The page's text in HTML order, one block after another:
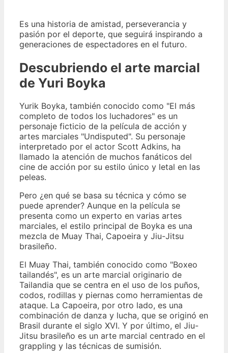
Es una historia de amistad, perseverancia y
pasión por el deporte, que seguirá inspirando a
generaciones de espectadores en el futuro.
Descubriendo el arte marcial
de Yuri Boyka
Yurik Boyka, también conocido como "El más
completo de todos los luchadores" es un
personaje ficticio de la película de acción y
artes marciales "Undisputed". Su personaje
interpretado por el actor Scott Adkins, ha
llamado la atención de muchos fanáticos del
cine de acción por su estilo único y letal en las
peleas.
Pero ¿en qué se basa su técnica y cómo se
puede aprender? Aunque en la película se
presenta como un experto en varias artes
marciales, el estilo principal de Boyka es una
mezcla de Muay Thai, Capoeira y Jiu-Jitsu
brasileño.
El Muay Thai, también conocido como "Boxeo
tailandés", es un arte marcial originario de
Tailandia que se centra en el uso de los puños,
codos, rodillas y piernas como herramientas de
ataque. La Capoeira, por otro lado, es una
combinación de danza y lucha, que se originó en
Brasil durante el siglo XVI. Y por último, el Jiu-
Jitsu brasileño es un arte marcial centrado en el
grappling y las técnicas de sumisión.